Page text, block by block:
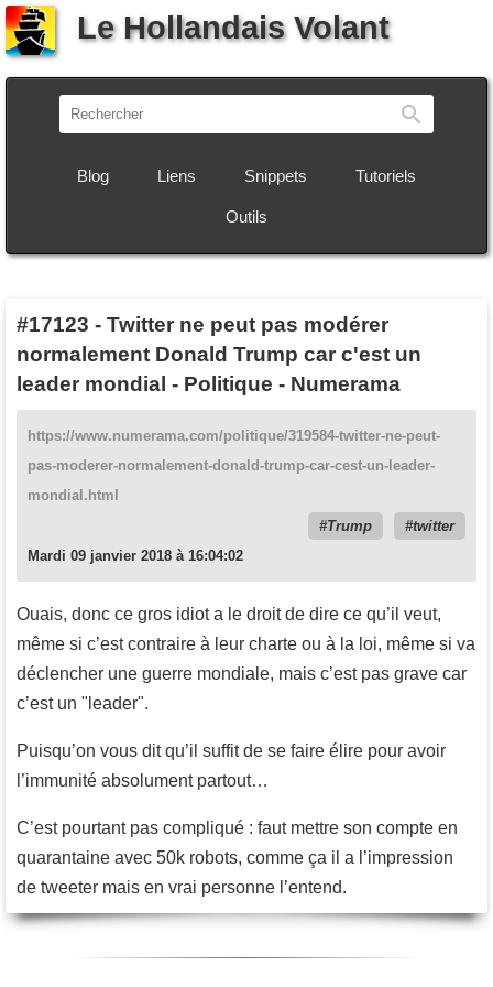
Le Hollandais Volant
Blog Liens Snippets Tutoriels
Outils
#17123 - Twitter ne peut pas modérer
normalement Donald Trump car c'est un
leader mondial - Politique - Numerama
https://www.numerama.com/politique/319584-twitter-ne-peut-
pas-moderer-normalement-donald-trump-car-cest-un-leader-
mondial.html
Trump
twitter
Mardi 09 janvier 2018 à 16:04:02
Ouais, donc ce gros idiot a le droit de dire ce qu’il veut,
même si c’est contraire à leur charte ou à la loi, même si va
déclencher une guerre mondiale, mais c’est pas grave car
c’est un "leader".
Puisqu’on vous dit qu’il suffit de se faire élire pour avoir
l’immunité absolument partout…
C’est pourtant pas compliqué : faut mettre son compte en
quarantaine avec 50k robots, comme ça il a l’impression
de tweeter mais en vrai personne l’entend.